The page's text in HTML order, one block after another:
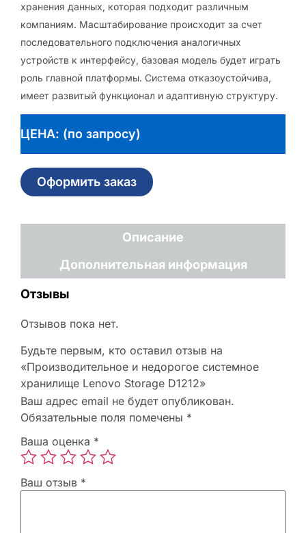
хранения данных, которая подходит различным
компаниям. Масштабирование происходит за счет
последовательного подключения аналогичных
устройств к интерфейсу, базовая модель будет играть
роль главной платформы. Система отказоустойчива,
имеет развитый функционал и адаптивную структуру.
ЦЕНА: (по запросу)
Оформить заказ
Описание
Дополнительная информация
Отзывы
Отзывов пока нет.
Будьте первым, кто оставил отзыв на
«Производительное и недорогое системное
хранилище Lenovo Storage D1212»
Ваш адрес email не будет опубликован.
Обязательные поля помечены *
Ваша оценка *
Ваш отзыв *